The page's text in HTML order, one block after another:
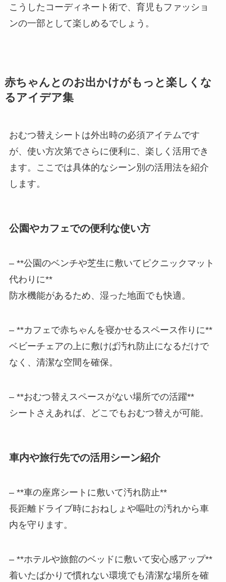
こうしたコーディネート術で、育児もファッショ
ンの一部として楽しめるでしょう。
赤ちゃんとのお出かけがもっと楽しくな
るアイデア集
おむつ替えシートは外出時の必須アイテムです
が、使い方次第でさらに便利に、楽しく活用でき
ます。ここでは具体的なシーン別の活用法を紹介
します。
公園やカフェでの便利な使い方
– **公園のベンチや芝生に敷いてピクニックマット
代わりに**
防水機能があるため、湿った地面でも快適。
– **カフェで赤ちゃんを寝かせるスペース作りに**
ベビーチェアの上に敷けば汚れ防止になるだけで
なく、清潔な空間を確保。
– **おむつ替えスペースがない場所での活躍**
シートさえあれば、どこでもおむつ替えが可能。
車内や旅行先での活用シーン紹介
– **車の座席シートに敷いて汚れ防止**
長距離ドライブ時におねしょや嘔吐の汚れから車
内を守ります。
– **ホテルや旅館のベッドに敷いて安心感アップ**
着いたばかりで慣れない環境でも清潔な場所を確